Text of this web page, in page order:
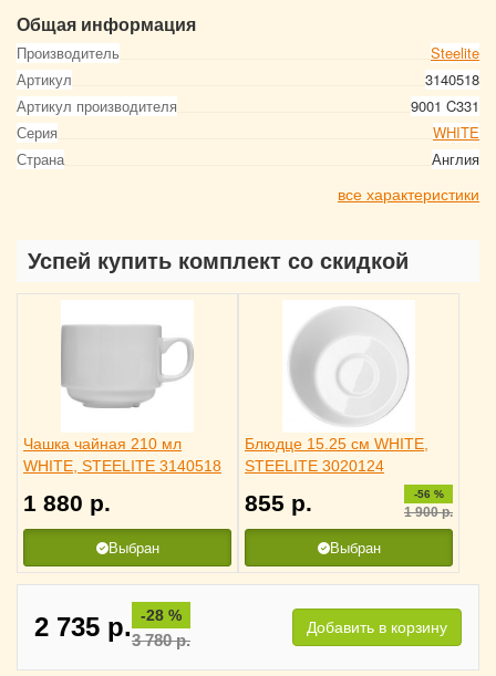
Общая информация
Производитель
Steelite
Артикул
3140518
Артикул производителя
9001 C331
Серия
WHITE
Страна
Англия
все характеристики
Успей купить комплект со скидкой
Чашка чайная 210 мл
WHITE, STEELITE 3140518
1 880 р.
Выбран
Блюдце 15.25 см WHITE,
STEELITE 3020124
855 р. -56 %
1 900р.
Выбран
2 735 р. -28 %
3 780р.
Добавить в корзину